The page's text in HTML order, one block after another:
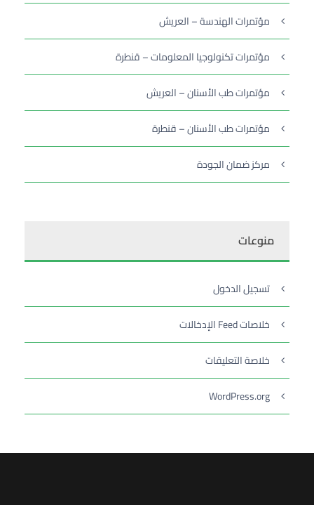
مؤتمرات الهندسة – العريش
مؤتمرات تكنولوجيا المعلومات – قنطرة
مؤتمرات طب الأسنان – العريش
مؤتمرات طب الأسنان – قنطرة
مركز ضمان الجودة
منوعات
تسجيل الدخول
خلاصات Feed الإدخالات
خلاصة التعليقات
WordPress.org